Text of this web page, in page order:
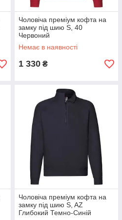
Чоловіча преміум кофта на
замку під шию S, 40
Червоний
Немає в наявності
1 330 ₴
Чоловіча преміум кофта на
замку під шию S, AZ
Глибокий Темно-Синій